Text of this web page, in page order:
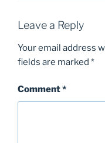
Leave a Reply
Your email address
fields are marked *
Comment*